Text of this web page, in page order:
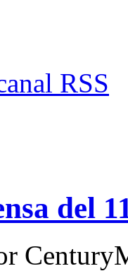
RSS
del